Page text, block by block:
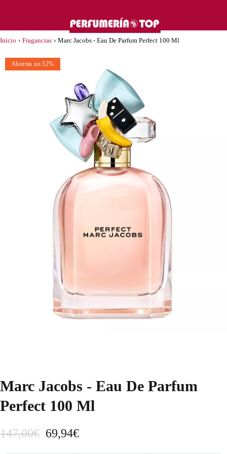
Inicio › Fragancias › Marc Jacobs - Eau De Parfum Perfect 100 Ml
Ahorras un 52%
Marc Jacobs - Eau De Parfum
Perfect 100 Ml
147,00€ E
69,94€E